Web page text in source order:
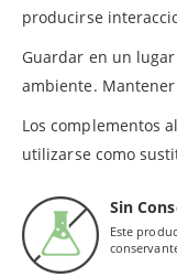
producirse
Guardar en un
ambiente.
Los complementos
utilizarse como
Sin
Este